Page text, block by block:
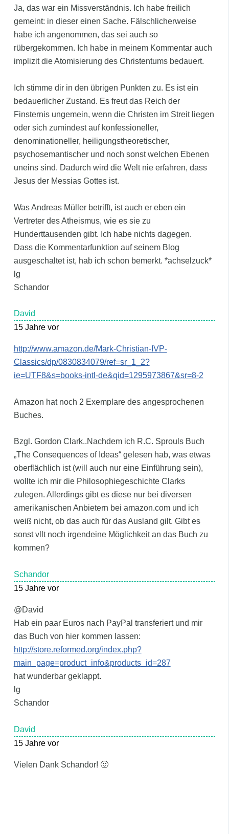
Ja, das war ein Missverständnis. Ich habe freilich
gemeint: in dieser einen Sache. Fälschlicherweise
habe ich angenommen, das sei auch so
rübergekommen. Ich habe in meinem Kommentar auch
implizit die Atomisierung des Christentums bedauert.
Ich stimme dir in den übrigen Punkten zu. Es ist ein
bedauerlicher Zustand. Es freut das Reich der
Finsternis ungemein, wenn die Christen im Streit liegen
oder sich zumindest auf konfessioneller,
denominationeller, heiligungstheoretischer,
psychosemantischer und noch sonst welchen Ebenen
uneins sind. Dadurch wird die Welt nie erfahren, dass
Jesus der Messias Gottes ist.
Was Andreas Müller betrifft, ist auch er eben ein
Vertreter des Atheismus, wie es sie zu
Hunderttausenden gibt. Ich habe nichts dagegen.
Dass die Kommentarfunktion auf seinem Blog
ausgeschaltet ist, hab ich schon bemerkt. *achselzuck*
lg
Schandor
David
15 Jahre vor
http://www.amazon.de/Mark-Christian-IVP-
Classics/dp/0830834079/ref=sr_1_2?
ie=UTF8&s=books-intl-de&qid=1295973867&sr=8-2
Amazon hat noch 2 Exemplare des angesprochenen
Buches.
Bzgl. Gordon Clark..Nachdem ich R.C. Sprouls Buch
„The Consequences of Ideas“ gelesen hab, was etwas
oberflächlich ist (will auch nur eine Einführung sein),
wollte ich mir die Philosophiegeschichte Clarks
zulegen. Allerdings gibt es diese nur bei diversen
amerikanischen Anbietern bei amazon.com und ich
weiß nicht, ob das auch für das Ausland gilt. Gibt es
sonst vllt noch irgendeine Möglichkeit an das Buch zu
kommen?
Schandor
15 Jahre vor
@David
Hab ein paar Euros nach PayPal transferiert und mir
das Buch von hier kommen lassen:
http://store.reformed.org/index.php?
main_page=product_info&products_id=287
hat wunderbar geklappt.
lg
Schandor
David
15 Jahre vor
Vielen Dank Schandor! 🙂